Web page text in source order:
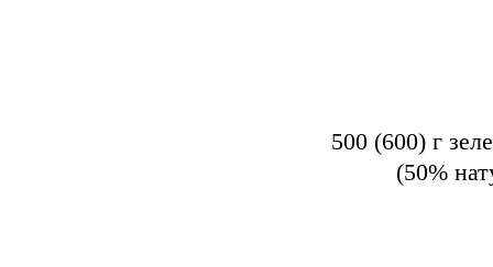
500 (600) г
(50%